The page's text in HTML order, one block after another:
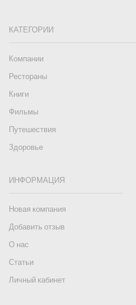
КАТЕГОРИИ
Компании
Рестораны
Книги
Фильмы
Путешествия
Здоровье
ИНФОРМАЦИЯ
Новая компания
Добавить отзыв
О нас
Статьи
Личный кабинет